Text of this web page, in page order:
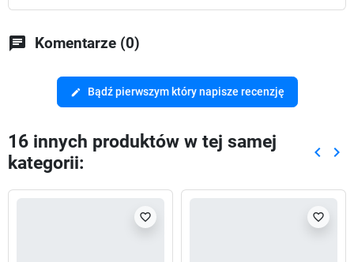
chat Komentarze (0)
edit Bądź pierwszym który napisze recenzję
16 innych produktów w tej samej
kategorii:
keyboard_arrow_left keyboard_arrow_right
favorite_border favorite_border